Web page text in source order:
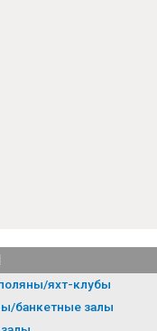
яхт-клубы
банкетные залы